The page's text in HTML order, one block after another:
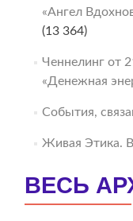
«Ангел
(13 364)
Ченнелинг от
«Денежная
События,
Живая Этика.
ВЕСЬ